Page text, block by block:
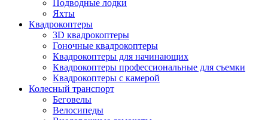
Подводные лодки
Яхты
Квадрокоптеры
3D квадрокоптеры
Гоночные квадрокоптеры
Квадрокоптеры для начинающих
Квадрокоптеры профессиональные для съемки
Квадрокоптеры с камерой
Колесный транспорт
Беговелы
Велосипеды